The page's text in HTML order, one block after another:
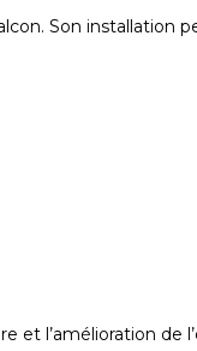
Son installation
l’amélioration de